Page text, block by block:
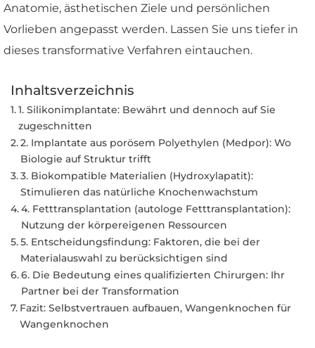
Anatomie, ästhetischen Ziele und persönlichen
Vorlieben angepasst werden. Lassen Sie uns tiefer in
dieses transformative Verfahren eintauchen.
Inhaltsverzeichnis
1. Silikonimplantate: Bewährt und dennoch auf Sie
zugeschnitten
2. Implantate aus porösem Polyethylen (Medpor): Wo
Biologie auf Struktur trifft
3. Biokompatible Materialien (Hydroxylapatit):
Stimulieren das natürliche Knochenwachstum
4. Fetttransplantation (autologe Fetttransplantation):
Nutzung der körpereigenen Ressourcen
5. Entscheidungsfindung: Faktoren, die bei der
Materialauswahl zu berücksichtigen sind
6. Die Bedeutung eines qualifizierten Chirurgen: Ihr
Partner bei der Transformation
Fazit: Selbstvertrauen aufbauen, Wangenknochen für
Wangenknochen